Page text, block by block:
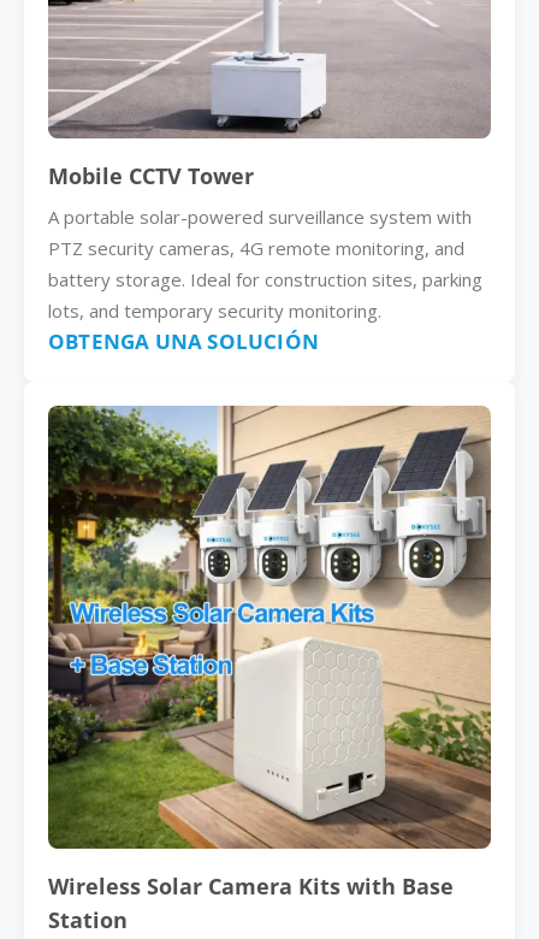
Mobile CCTV Tower
A portable solar-powered surveillance system with
PTZ security cameras, 4G remote monitoring, and
battery storage. Ideal for construction sites, parking
lots, and temporary security monitoring.
OBTENGA UNA SOLUCIÓN
Wireless Solar Camera Kits with Base
Station